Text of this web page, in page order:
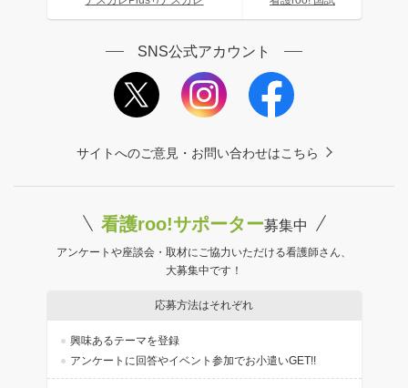
SNS公式アカウント
サイトへのご意見・お問い合わせはこちら
看護roo!サポーター募集中
アンケートや座談会・取材にご協力いただける看護師さん、
大募集中です！
応募方法はそれぞれ
興味あるテーマを登録
アンケートに回答やイベント参加でお小遣いGET!!